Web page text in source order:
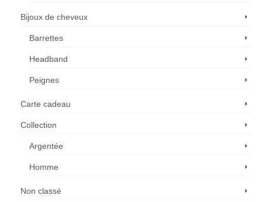
Bijoux de cheveux
Barrettes
Headband
Peignes
Carte cadeau
Collection
Argentée
Homme
Non classé